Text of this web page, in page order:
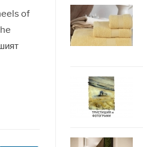
of